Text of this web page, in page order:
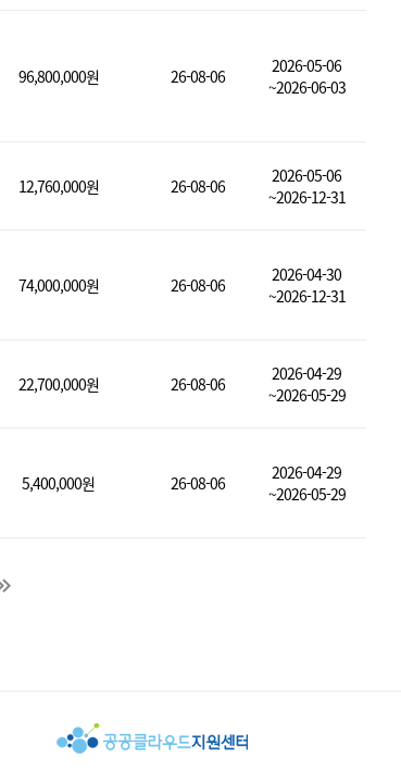
96,800,000원 26-08-06
2026-05-06
~2026-06-03
12,760,000원 26-08-06
2026-05-06
~2026-12-31
74,000,000원 26-08-06
2026-04-30
~2026-12-31
22,700,000원 26-08-06
2026-04-29
~2026-05-29
5,400,000원 26-08-06
2026-04-29
~2026-05-29